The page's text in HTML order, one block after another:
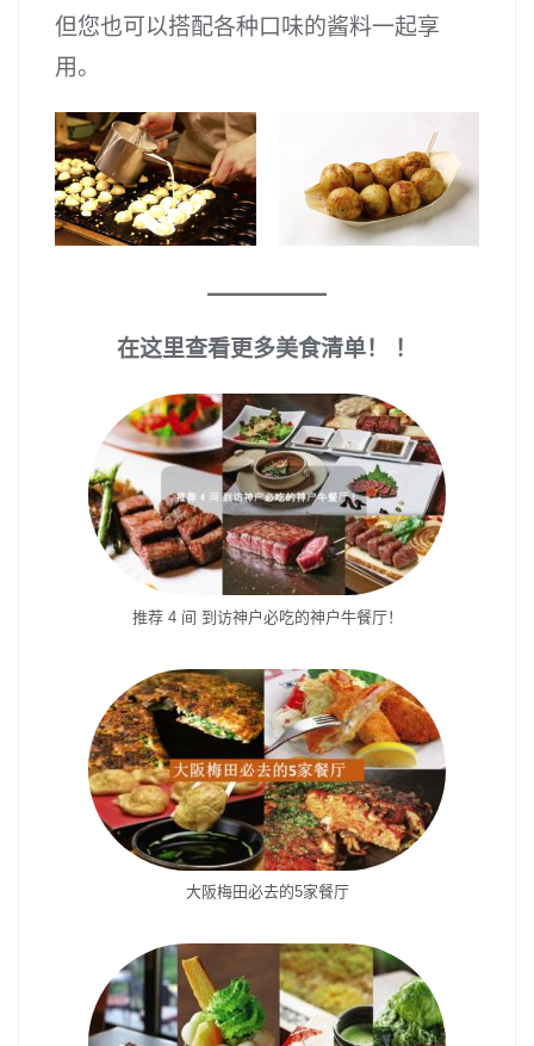
但您也可以搭配各种口味的酱料一起享
用。
在这里查看更多美食清单！ ！
推荐 4 间 到访神户必吃的神户牛餐厅！
大阪梅田必去的5家餐厅